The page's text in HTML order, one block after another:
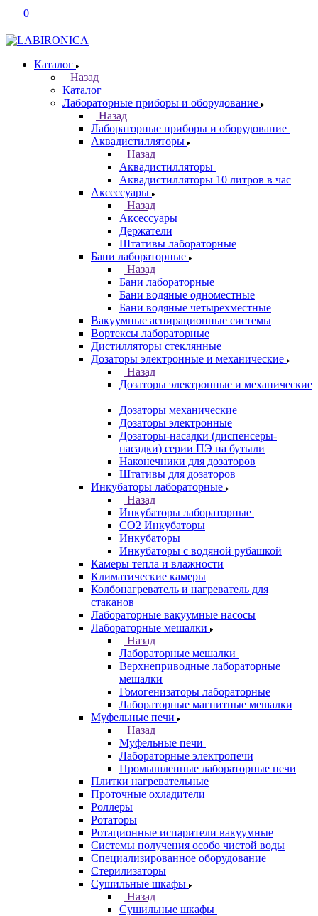
0
Каталог
Назад
Каталог
Лабораторные приборы и оборудование
Назад
Лабораторные приборы и оборудование
Аквадистилляторы
Назад
Аквадистилляторы
Аквадистилляторы 10 литров в час
Аксессуары
Назад
Аксессуары
Держатели
Штативы лабораторные
Бани лабораторные
Назад
Бани лабораторные
Бани водяные одноместные
Бани водяные четырехместные
Вакуумные аспирационные системы
Вортексы лабораторные
Дистилляторы стеклянные
Дозаторы электронные и механические
Назад
Дозаторы электронные и механические
Дозаторы механические
Дозаторы электронные
Дозаторы-насадки (диспенсеры-
насадки) серии ПЭ на бутыли
Наконечники для дозаторов
Штативы для дозаторов
Инкубаторы лабораторные
Назад
Инкубаторы лабораторные
CO2 Инкубаторы
Инкубаторы
Инкубаторы с водяной рубашкой
Камеры тепла и влажности
Климатические камеры
Колбонагреватель и нагреватель для
стаканов
Лабораторные вакуумные насосы
Лабораторные мешалки
Назад
Лабораторные мешалки
Верхнеприводные лабораторные
мешалки
Гомогенизаторы лабораторные
Лабораторные магнитные мешалки
Муфельные печи
Назад
Муфельные печи
Лабораторные электропечи
Промышленные лабораторные печи
Плитки нагревательные
Проточные охладители
Роллеры
Ротаторы
Ротационные испарители вакуумные
Системы получения особо чистой воды
Специализированное оборудование
Стерилизаторы
Сушильные шкафы
Назад
Сушильные шкафы